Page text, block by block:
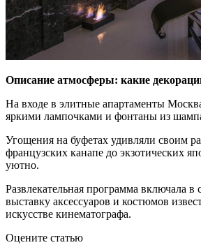
Описание атмосферы: какие
На входе в элитные апартаменты
яркими лампочками и фонтаны из
Угощения на буфетах удивляли своим
французских канапе до экзотических
уютно.
Развлекательная программа включала
выставку аксессуаров и костюмов
искусстве кинематографа.
Оцените статью